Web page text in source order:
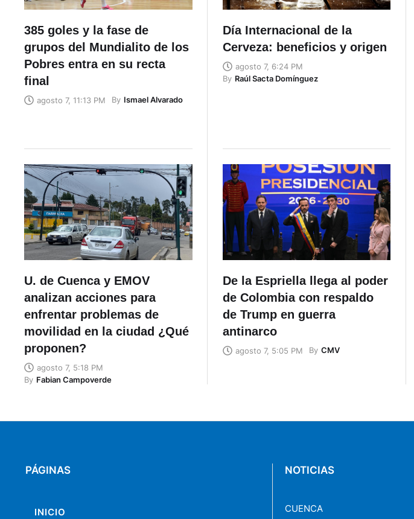
385 goles y la fase de
grupos del Mundialito de los
Pobres entra en su recta
final
agosto 7, 11:13 PM By Ismael Alvarado
Día Internacional de la
Cerveza: beneficios y origen
agosto 7, 6:24 PM
By Raúl Sacta Domínguez
U. de Cuenca y EMOV
analizan acciones para
enfrentar problemas de
movilidad en la ciudad ¿Qué
proponen?
agosto 7, 5:18 PM
By Fabian Campoverde
De la Espriella llega al poder
de Colombia con respaldo
de Trump en guerra
antinarco
agosto 7, 5:05 PM By CMV
PÁGINAS
INICIO
NOTICIAS
CUENCA